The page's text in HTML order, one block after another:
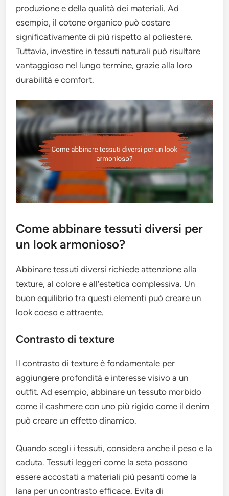
produzione e della qualità dei materiali. Ad
esempio, il cotone organico può costare
significativamente di più rispetto al poliestere.
Tuttavia, investire in tessuti naturali può risultare
vantaggioso nel lungo termine, grazie alla loro
durabilità e comfort.
Come abbinare tessuti diversi per
un look armonioso?
Abbinare tessuti diversi richiede attenzione alla
texture, al colore e all’estetica complessiva. Un
buon equilibrio tra questi elementi può creare un
look coeso e attraente.
Contrasto di texture
Il contrasto di texture è fondamentale per
aggiungere profondità e interesse visivo a un
outfit. Ad esempio, abbinare un tessuto morbido
come il cashmere con uno più rigido come il denim
può creare un effetto dinamico.
Quando scegli i tessuti, considera anche il peso e la
caduta. Tessuti leggeri come la seta possono
essere accostati a materiali più pesanti come la
lana per un contrasto efficace. Evita di